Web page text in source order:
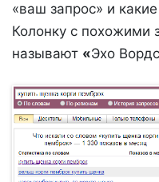
«ваш запрос» и
Колонку с похожими
называют «Эхо